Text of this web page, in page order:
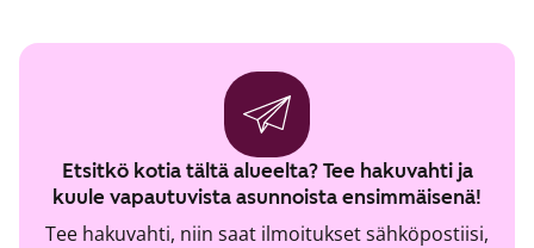
Etsitkö kotia tältä alueelta? Tee hakuvahti ja
kuule vapautuvista asunnoista ensimmäisenä!
Tee hakuvahti, niin saat ilmoitukset sähköpostiisi,